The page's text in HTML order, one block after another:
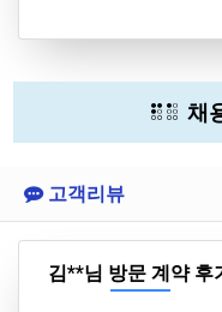
채
고객리뷰
김**님 방문 계약 후